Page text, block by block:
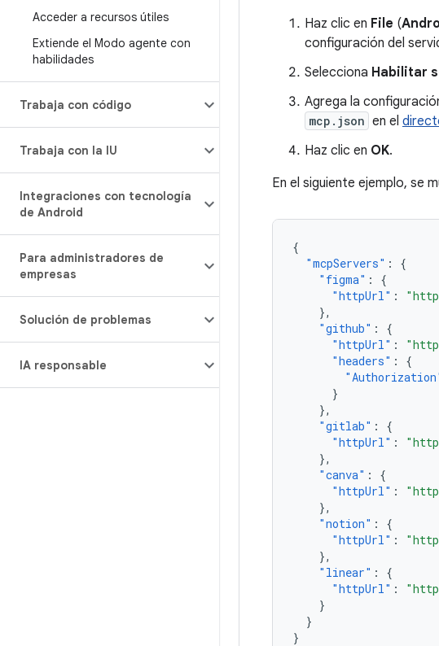
Acceder a recursos útiles
Extiende el Modo agente con
habilidades
Trabaja con código
Trabaja con la IU
Integraciones con tecnología
de Android
Para administradores de
empresas
Solución de problemas
IA responsable
Haz clic en File (
configuración del
Selecciona Habilitar
Agrega la
mcp.json en el
Haz clic en OK.
En el siguiente ejemplo, se
{
"mcpServers" :
{
"figma" :
{
"httpUrl" :
},
"github" :
{
"httpUrl" :
"headers" :
{
}
},
"gitlab" :
{
"httpUrl" :
},
"canva" :
{
"httpUrl" :
},
"notion" :
{
"httpUrl" :
},
"linear" :
{
"httpUrl" :
}
}
}